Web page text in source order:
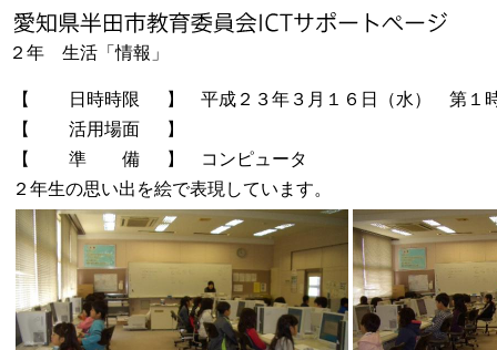
２年 生活「情報」
【 日時時限 】
平成２３年３月１６日（水） 第１
【
活用場面
】
【
準 備 】
コンピュータ
２年生の思い出を絵で表現しています。